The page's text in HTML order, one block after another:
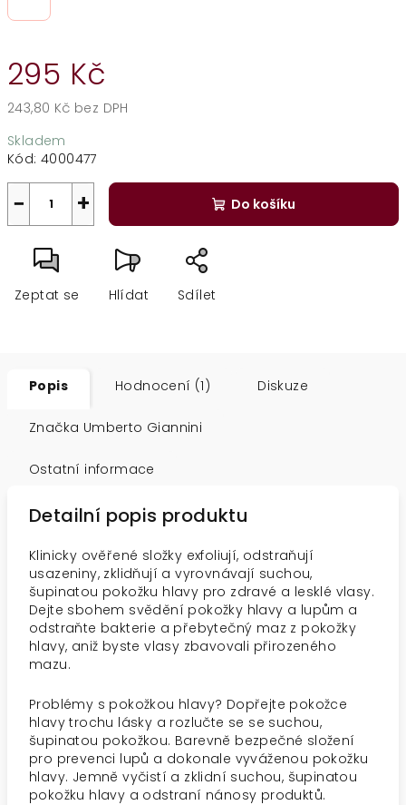
295 Kč
243,80 Kč bez DPH
cena:
Skladem
Kód: 4000477
+
− Do košíku
Zeptat se Hlídat Sdílet
Popis Hodnocení (1) Diskuze
Značka Umberto Giannini
Ostatní informace
Detailní popis produktu
Klinicky ověřené složky exfoliují, odstraňují
usazeniny, zklidňují a vyrovnávají suchou,
šupinatou pokožku hlavy pro zdravé a lesklé vlasy.
Dejte sbohem svědění pokožky hlavy a lupům a
odstraňte bakterie a přebytečný maz z pokožky
hlavy, aniž byste vlasy zbavovali přirozeného
mazu.
Problémy s pokožkou hlavy? Dopřejte pokožce
hlavy trochu lásky a rozlučte se se suchou,
šupinatou pokožkou. Barevně bezpečné složení
pro prevenci lupů a dokonale vyváženou pokožku
hlavy. Jemně vyčistí a zklidní suchou, šupinatou
pokožku hlavy a odstraní nánosy produktů.